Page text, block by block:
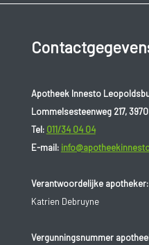
Apotheek Innesto
Lommelsesteenweg 217, 3970
Tel: 011/34 04 04
E-mail:
Verantwoordelijke apotheker:
Katrien Debruyne
Vergunningsnummer